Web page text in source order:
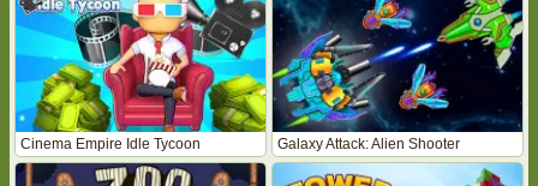
Cinema Empire Idle Tycoon Galaxy Attack: Alien Shooter